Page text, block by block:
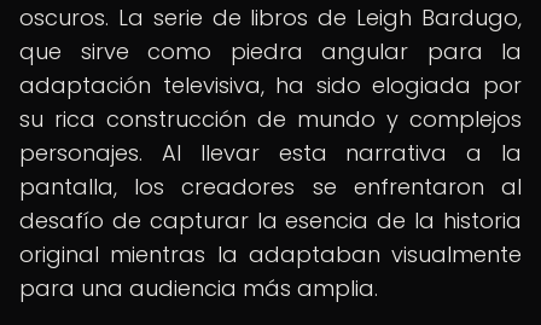
oscuros. La serie de libros de Leigh Bardugo,
que sirve como piedra angular para la
adaptación televisiva, ha sido elogiada por
su rica construcción de mundo y complejos
personajes. Al llevar esta narrativa a la
pantalla, los creadores se enfrentaron al
desafío de capturar la esencia de la historia
original mientras la adaptaban visualmente
para una audiencia más amplia.